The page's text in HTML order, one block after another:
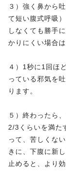
３）強く鼻から
て短い腹式呼吸
しなくても勝手
かりにくい場合
４）1秒に1回ほ
っている邪気を
ります。
５）終わったら
2/3くらいを満た
って、苦しくな
きに、下腹に新
止めると、より